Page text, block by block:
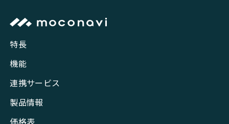
特長
機能
連携サービス
製品情報